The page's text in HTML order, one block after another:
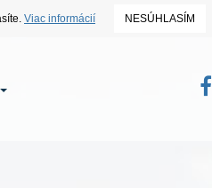
Viac informácií NESÚHLASÍM